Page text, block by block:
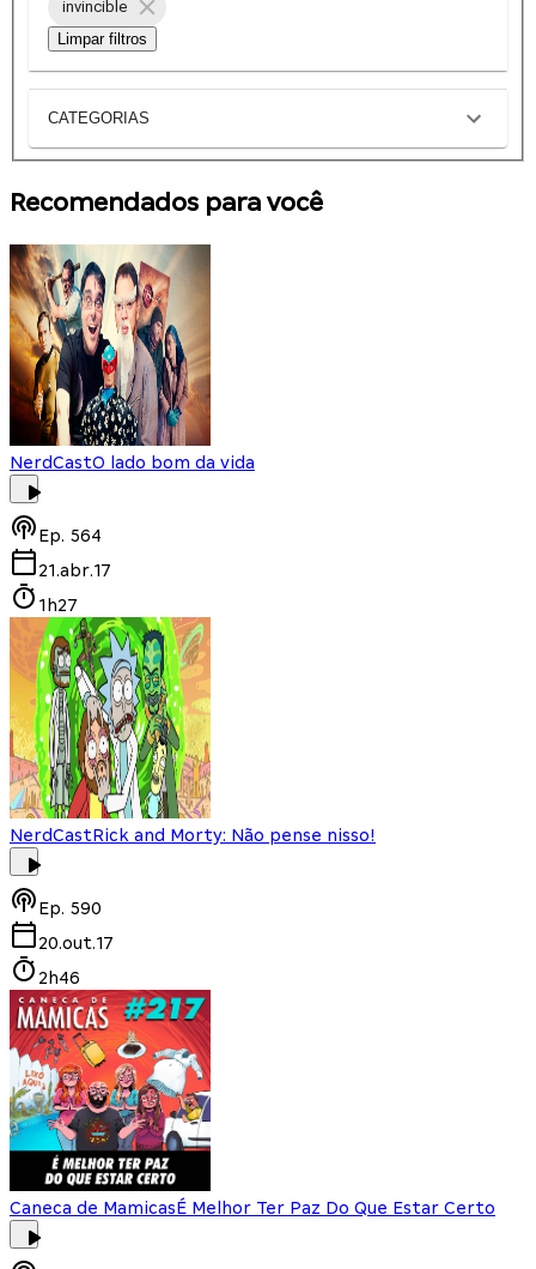
invincible
Limpar filtros
CATEGORIAS
Recomendados para você
NerdCastO lado bom da vida
Ep. 564
21.abr.17
1h27
NerdCastRick and Morty: Não pense nisso!
Ep. 590
20.out.17
2h46
Caneca de MamicasÉ Melhor Ter Paz Do Que Estar Certo